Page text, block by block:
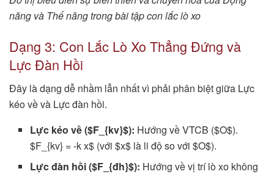
năng và Thế năng trong bài tập con lắc lò xo
Dạng 3: Con Lắc Lò Xo Thẳng Đứng và
Lực Đàn Hồi
Đây là dạng dễ nhầm lẫn nhất vì phải phân biệt giữa Lực
kéo về và Lực đàn hồi.
Lực kéo về ($F_{kv}$): Hướng về VTCB ($O$).
$F_{kv} = -k x$ (với $x$ là li độ so với $O$).
Lực đàn hồi ($F_{đh}$): Hướng về vị trí lò xo không